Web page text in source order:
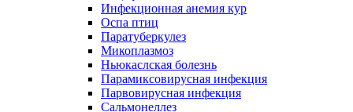
Инфекционная анемия кур
Оспа птиц
Паратуберкулез
Микоплазмоз
Ньюкаслская болезнь
Парамиксовирусная инфекция
Парвовирусная инфекция
Сальмонеллез